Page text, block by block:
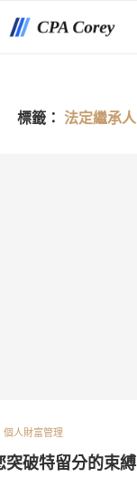
標籤： 法定繼承人
個人財富管理
突破特留分的束縛